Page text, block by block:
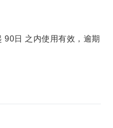
90日 之内使用有效，逾期